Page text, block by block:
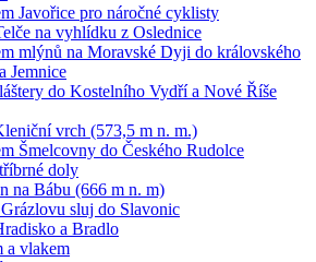
Javořice pro náročné cyklisty
na vyhlídku z Oslednice
mlýnů na Moravské Dyji do královského
Jemnice
do Kostelního Vydří a Nové Říše
vrch (573,5 m n. m.)
Šmelcovny do Českého Rudolce
doly
na Bábu (666 m n. m)
Grázlovu sluj do Slavonic
a Bradlo
a vlakem